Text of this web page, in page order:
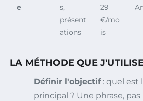
e
s,
présent
ations
29
€/mo
is
LA MÉTHODE QUE
Définir l'objectif: quel est
principal ? Une phrase, pas